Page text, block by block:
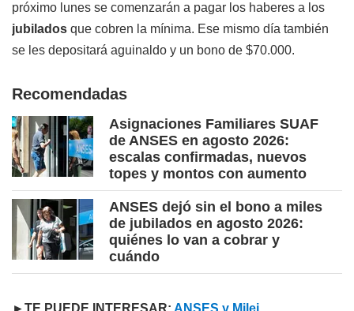
próximo lunes se comenzarán a pagar los haberes a los
jubilados que cobren la mínima. Ese mismo día también
se les depositará aguinaldo y un bono de $70.000.
Recomendadas
Asignaciones Familiares SUAF
de ANSES en agosto 2026:
escalas confirmadas, nuevos
topes y montos con aumento
ANSES dejó sin el bono a miles
de jubilados en agosto 2026:
quiénes lo van a cobrar y
cuándo